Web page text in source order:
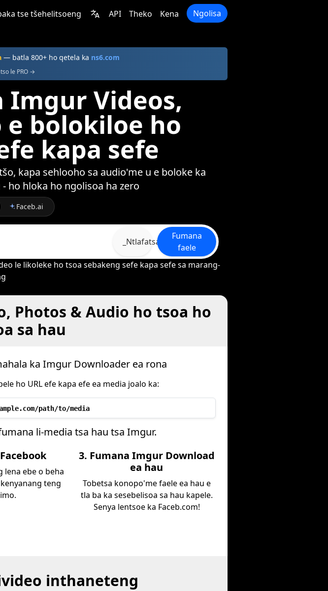
tse tšehelitsoeng API Theko Kena Ngolisa
— batla 800+ ho qetela ka ns6.com
le PRO →
Imgur Videos,
e bolokiloe ho
kapa sefe
kapa sehlooho sa audio'me u e boloke ka
ho hloka ho ngolisoa ha zero
Faceb.ai
_Ntlafatsa
Fumana
faele
le likoleke ho tsoa sebakeng sefe kapa sefe sa marang-
Photos & Audio ho tsoa ho
sa hau
ka Imgur Downloader ea rona
ho URL efe kapa efe ea media joalo ka:
path/to/media
li-media tsa hau tsa Imgur.
lena ebe o beha
teng
3. Fumana Imgur Download
ea hau
Tobetsa konopo'me faele ea hau e
tla ba ka sesebelisoa sa hau kapele.
Senya lentsoe ka Faceb.com!
inthaneteng